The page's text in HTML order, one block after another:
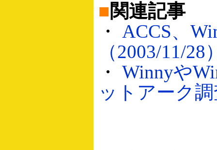
■関連記事
・ ACCS、
（2003/11/28
・ Winnyや
ットアーク